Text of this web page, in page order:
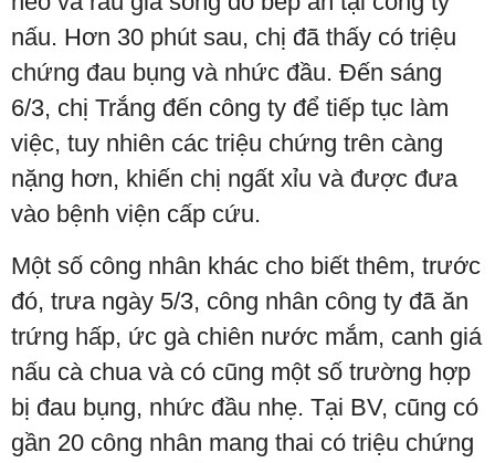
nấu. Hơn 30 phút sau, chị đã thấy có triệu
chứng đau bụng và nhức đầu. Đến sáng
6/3, chị Trắng đến công ty để tiếp tục làm
việc, tuy nhiên các triệu chứng trên càng
nặng hơn, khiến chị ngất xỉu và được đưa
vào bệnh viện cấp cứu.
Một số công nhân khác cho biết thêm, trước
đó, trưa ngày 5/3, công nhân công ty đã ăn
trứng hấp, ức gà chiên nước mắm, canh giá
nấu cà chua và có cũng một số trường hợp
bị đau bụng, nhức đầu nhẹ. Tại BV, cũng có
gần 20 công nhân mang thai có triệu chứng